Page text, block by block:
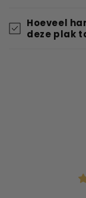
Hoeveel
deze plak